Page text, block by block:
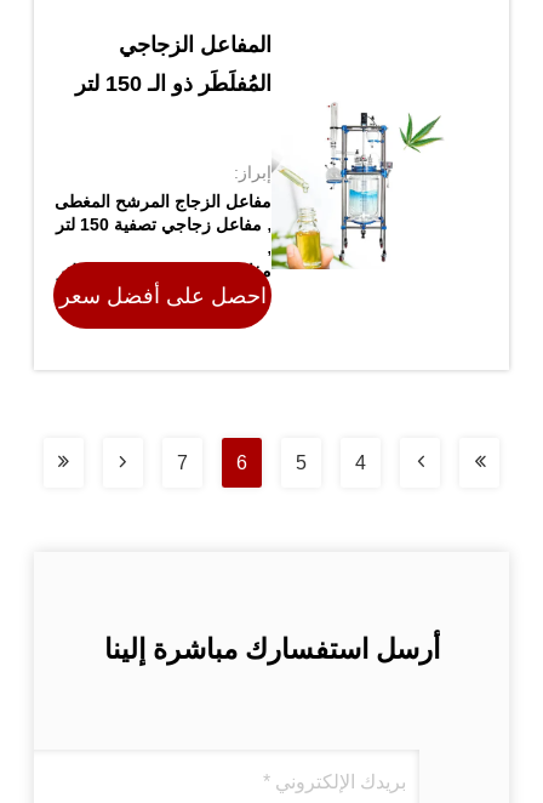
المفاعل الزجاجي
المُفلَطَر ذو الـ 150 لتر
إبراز:
مفاعل الزجاج المرشح المغطى
مفاعل زجاجي تصفية 150 لتر
,
مفاعل الزجاج المرشح 150 لتر
مكان المنشأ الصين
احصل على أفضل سعر
4
5
6
7
أرسل استفسارك مباشرة إلينا